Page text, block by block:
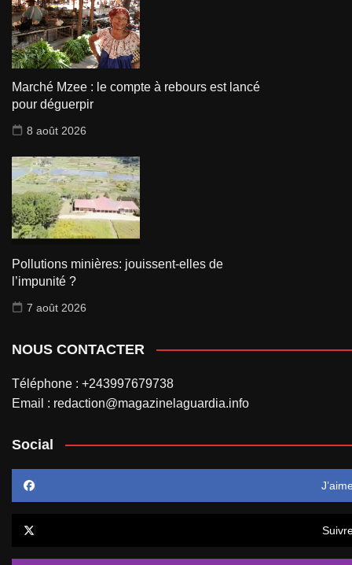
Marché Mzee : le compte à rebours est lancé
pour déguerpir
8 août 2026
Pollutions minières: jouissent-elles de
l’impunité ?
7 août 2026
NOUS CONTACTER
Téléphone : +243997679738
Email : redaction@magazinelaguardia.info
Social